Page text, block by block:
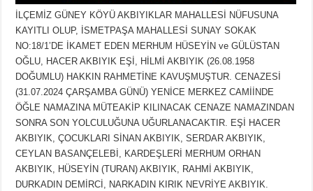
İLÇEMİZ GÜNEY KÖYÜ AKBIYIKLAR MAHALLESİ NÜFUSUNA
KAYITLI OLUP, İSMETPAŞA MAHALLESİ SUNAY SOKAK
NO:18/1’DE İKAMET EDEN MERHUM HÜSEYİN ve GÜLÜSTAN
OĞLU, HACER AKBIYIK EŞİ, HİLMİ AKBIYIK (26.08.1958
DOĞUMLU) HAKKIN RAHMETİNE KAVUŞMUŞTUR. CENAZESİ
(31.07.2024 ÇARŞAMBA GÜNÜ) YENİCE MERKEZ CAMİİNDE
ÖĞLE NAMAZINA MÜTEAKİP KILINACAK CENAZE NAMAZINDAN
SONRA SON YOLCULUĞUNA UĞURLANACAKTIR. EŞİ HACER
AKBIYIK, ÇOCUKLARI SİNAN AKBIYIK, SERDAR AKBIYIK,
CEYLAN BASANÇELEBİ, KARDEŞLERİ MERHUM ORHAN
AKBIYIK, HÜSEYİN (TURAN) AKBIYIK, RAHMİ AKBIYIK,
DURKADIN DEMİRCİ, NARKADIN KIRIK NEVRİYE AKBIYIK.